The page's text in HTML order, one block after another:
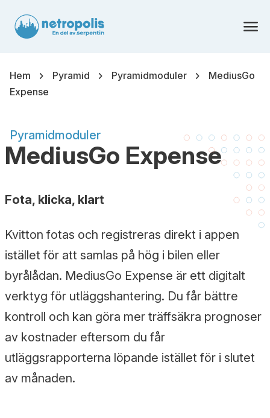
menu
Hem chevron_right Pyramid chevron_right Pyramidmoduler chevron_right
MediusGo
Expense
Pyramidmoduler
MediusGo Expense
Fota, klicka, klart
Kvitton fotas och registreras direkt i appen
istället för att samlas på hög i bilen eller
byrålådan. MediusGo Expense är ett digitalt
verktyg för utläggshantering. Du får bättre
kontroll och kan göra mer träffsäkra prognoser
av kostnader eftersom du får
utläggsrapporterna löpande istället för i slutet
av månaden.